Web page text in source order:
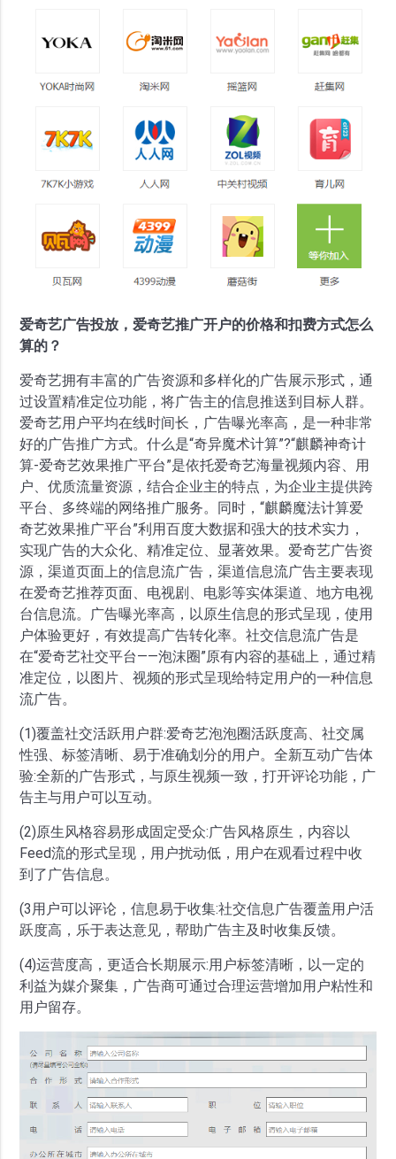
爱奇艺广告投放，爱奇艺推广开户的价格和扣费方式怎么
算的？
爱奇艺拥有丰富的广告资源和多样化的广告展示形式，通
过设置精准定位功能，将广告主的信息推送到目标人群。
爱奇艺用户平均在线时间长，广告曝光率高，是一种非常
好的广告推广方式。什么是“奇异魔术计算”?“麒麟神奇计
算-爱奇艺效果推广平台”是依托爱奇艺海量视频内容、用
户、优质流量资源，结合企业主的特点，为企业主提供跨
平台、多终端的网络推广服务。同时，“麒麟魔法计算爱
奇艺效果推广平台”利用百度大数据和强大的技术实力，
实现广告的大众化、精准定位、显著效果。爱奇艺广告资
源，渠道页面上的信息流广告，渠道信息流广告主要表现
在爱奇艺推荐页面、电视剧、电影等实体渠道、地方电视
台信息流。广告曝光率高，以原生信息的形式呈现，使用
户体验更好，有效提高广告转化率。社交信息流广告是
在“爱奇艺社交平台——泡沫圈”原有内容的基础上，通过精
准定位，以图片、视频的形式呈现给特定用户的一种信息
流广告。
(1)覆盖社交活跃用户群:爱奇艺泡泡圈活跃度高、社交属
性强、标签清晰、易于准确划分的用户。全新互动广告体
验:全新的广告形式，与原生视频一致，打开评论功能，广
告主与用户可以互动。
(2)原生风格容易形成固定受众:广告风格原生，内容以
Feed流的形式呈现，用户扰动低，用户在观看过程中收
到了广告信息。
(3用户可以评论，信息易于收集:社交信息广告覆盖用户活
跃度高，乐于表达意见，帮助广告主及时收集反馈。
(4)运营度高，更适合长期展示:用户标签清晰，以一定的
利益为媒介聚集，广告商可通过合理运营增加用户粘性和
用户留存。